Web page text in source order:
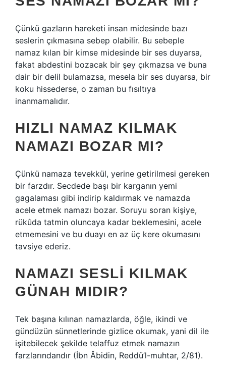
Çünkü gazların hareketi insan midesinde bazı
seslerin çıkmasına sebep olabilir. Bu sebeple
namaz kılan bir kimse midesinde bir ses duyarsa,
fakat abdestini bozacak bir şey çıkmazsa ve buna
dair bir delil bulamazsa, mesela bir ses duyarsa, bir
koku hissederse, o zaman bu fısıltıya
inanmamalıdır.
HIZLI NAMAZ KILMAK
NAMAZI BOZAR MI?
Çünkü namaza tevekkül, yerine getirilmesi gereken
bir farzdır. Secdede başı bir karganın yemi
gagalaması gibi indirip kaldırmak ve namazda
acele etmek namazı bozar. Soruyu soran kişiye,
rükûda tatmin oluncaya kadar beklemesini, acele
etmemesini ve bu duayı en az üç kere okumasını
tavsiye ederiz.
NAMAZI SESLI KILMAK
GÜNAH MIDIR?
Tek başına kılınan namazlarda, öğle, ikindi ve
gündüzün sünnetlerinde gizlice okumak, yani dil ile
işitebilecek şekilde telaffuz etmek namazın
farzlarındandır (İbn Âbidin, Reddü’l-muhtar, 2/81).